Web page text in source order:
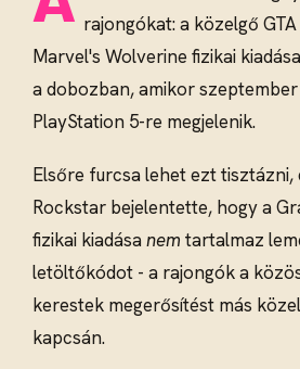
rajongókat: a közelgő
Marvel's Wolverine fizikai
a dobozban, amikor
PlayStation 5-re megjelenik.
Elsőre furcsa lehet ezt tisztázni,
Rockstar bejelentette, hogy a
fizikai kiadásanem tartalmaz
letöltőkódot - a rajongók a
kerestek megerősítést más
kapcsán.